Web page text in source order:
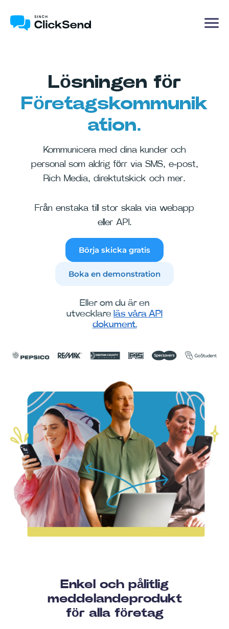
Lösningen för
Företagskommunik
ation.
Kommunicera med dina kunder och
personal som aldrig förr via SMS, e-post,
Rich Media, direktutskick och mer.
Från enstaka till stor skala via webapp
eller API.
Börja skicka gratis
Boka en demonstration
Eller om du är en
utvecklare läs våra API
dokument.
Enkel och pålitlig
meddelandeprodukt
för alla företag